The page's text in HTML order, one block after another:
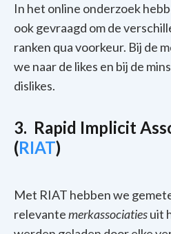
In het online onderzoek
ook gevraagd om de
ranken qua voorkeur. Bij de
we naar de likes en bij de
dislikes.
3. Rapid Implicit
(RIAT)
Met RIAT hebben we
relevantemerkassociatiesuit